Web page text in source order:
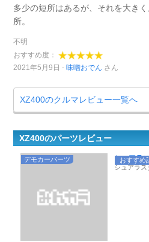
多少の短所はあるが、それを大き
所。
不明
おすすめ度：
2021年5月9日
味噌おでん さん
XZ400のクルマレビュー一覧へ
XZ400のパーツレビュー
デモカーパーツ おすすめ
シュアラ
シュアラス